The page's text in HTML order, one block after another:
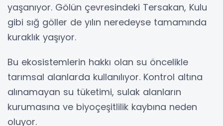
yaşanıyor. Gölün çevresindeki Tersakan, Kulu
gibi sığ göller de yılın neredeyse tamamında
kuraklık yaşıyor.
Bu ekosistemlerin hakkı olan su öncelikle
tarımsal alanlarda kullanılıyor. Kontrol altına
alınamayan su tüketimi, sulak alanların
kurumasına ve biyoçeşitlilik kaybına neden
oluyor.